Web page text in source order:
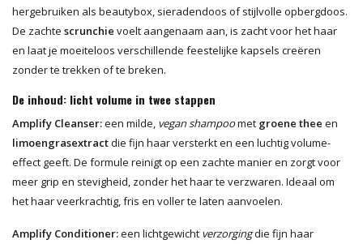
hergebruiken als beautybox, sieradendoos of stijlvolle opbergdoos.
De zachte scrunchie voelt aangenaam aan, is zacht voor het haar
en laat je moeiteloos verschillende feestelijke kapsels creëren
zonder te trekken of te breken.
De inhoud: licht volume in twee stappen
Amplify Cleanser:een milde, vegan shampoomet groene thee en
limoengrasextractdie fijn haar versterkt en een luchtig volume-
effect geeft. De formule reinigt op een zachte manier en zorgt voor
meer grip en stevigheid, zonder het haar te verzwaren. Ideaal om
het haar veerkrachtig, fris en voller te laten aanvoelen.
Amplify Conditioner:een lichtgewicht verzorgingdie fijn haar